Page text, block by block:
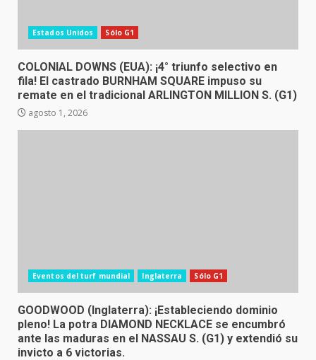
Estados Unidos Sólo G1
COLONIAL DOWNS (EUA): ¡4° triunfo selectivo en
fila! El castrado BURNHAM SQUARE impuso su
remate en el tradicional ARLINGTON MILLION S. (G1)
agosto 1, 2026
Eventos del turf mundial Inglaterra Sólo G1
GOODWOOD (Inglaterra): ¡Estableciendo dominio
pleno! La potra DIAMOND NECKLACE se encumbró
ante las maduras en el NASSAU S. (G1) y extendió su
invicto a 6 victorias.